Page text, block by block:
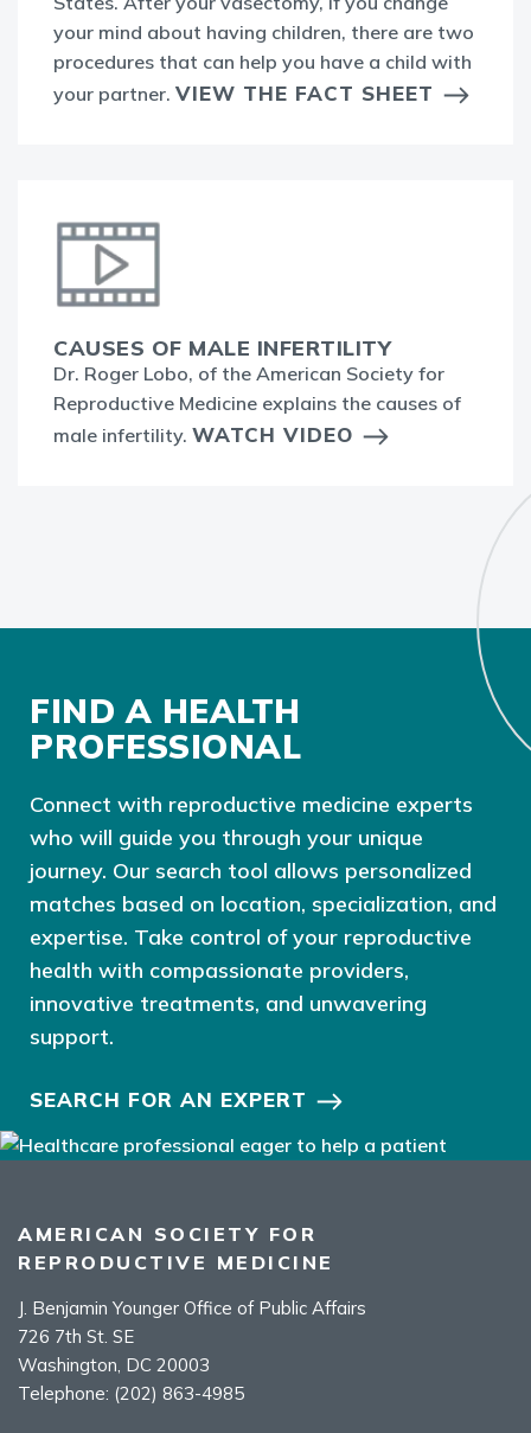
your mind about having children, there are two
procedures that can help you have a child with
your partner. VIEW THE FACT SHEET
CAUSES OF MALE INFERTILITY
Dr. Roger Lobo, of the American Society for
Reproductive Medicine explains the causes of
male infertility. WATCH VIDEO
FIND A HEALTH
PROFESSIONAL
Connect with reproductive medicine experts
who will guide you through your unique
journey. Our search tool allows personalized
matches based on location, specialization, and
expertise. Take control of your reproductive
health with compassionate providers,
innovative treatments, and unwavering
support.
SEARCH FOR AN EXPERT
AMERICAN SOCIETY FOR
REPRODUCTIVE MEDICINE
J. Benjamin Younger Office of Public Affairs
726 7th St. SE
Washington, DC 20003
Telephone: (202) 863-4985